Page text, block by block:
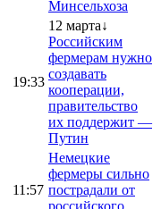
Минсельхоза
19:33
12 марта↓
Российским
фермерам нужно
создавать
кооперации,
правительство
их поддержит —
Путин
11:57
Немецкие
фермеры сильно
пострадали от
российского